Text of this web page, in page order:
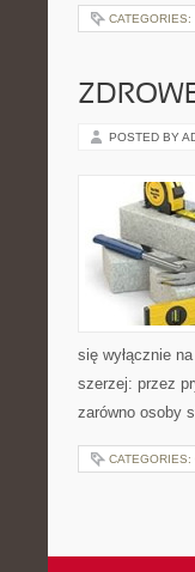
CATEGORIES:
POSTED BY
się wyłącznie
szerzej: przez
zarówno osoby
CATEGORIES: